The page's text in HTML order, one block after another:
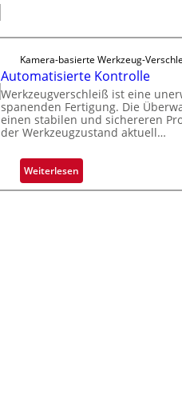
e
v
o
n
H
a
i
l
o
r
t
i
g
u
n
g
a
u
s
s
s
i
g
e
r
u
c
Kamera-basierte Werkzeug-
Automatisierte Kontrolle
Werkzeugverschleiß ist eine
spanenden Fertigung. Die
einen stabilen und sichereren
der Werkzeugzustand aktuell…
Weiterlesen:
A